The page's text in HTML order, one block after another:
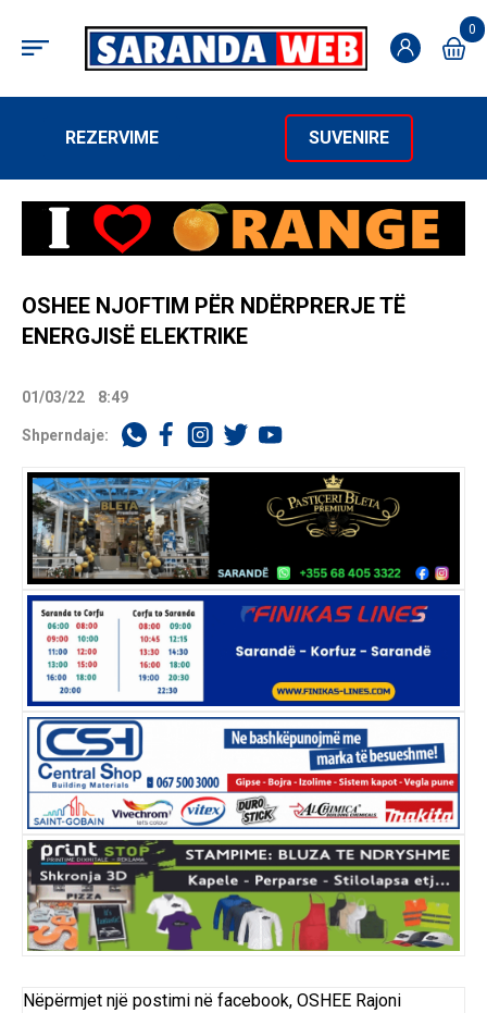
0
REZERVIME SUVENIRE
OSHEE NJOFTIM PËR NDËRPRERJE TË
ENERGJISË ELEKTRIKE
01/03/22 8:49
Shperndaje:
Nëpërmjet një postimi në facebook, OSHEE Rajoni